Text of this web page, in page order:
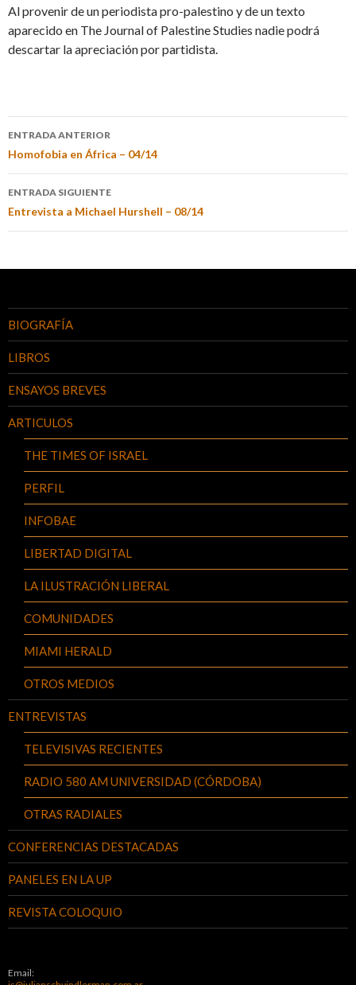
Al provenir de un periodista pro-palestino y de un texto
aparecido en The Journal of Palestine Studies nadie podrá
descartar la apreciación por partidista.
ENTRADA ANTERIOR
Homofobia en África – 04/14
ENTRADA SIGUIENTE
Entrevista a Michael Hurshell – 08/14
BIOGRAFÍA
LIBROS
ENSAYOS BREVES
ARTICULOS
THE TIMES OF ISRAEL
PERFIL
INFOBAE
LIBERTAD DIGITAL
LA ILUSTRACIÓN LIBERAL
COMUNIDADES
MIAMI HERALD
OTROS MEDIOS
ENTREVISTAS
TELEVISIVAS RECIENTES
RADIO 580 AM UNIVERSIDAD (CÓRDOBA)
OTRAS RADIALES
CONFERENCIAS DESTACADAS
PANELES EN LA UP
REVISTA COLOQUIO
Email: